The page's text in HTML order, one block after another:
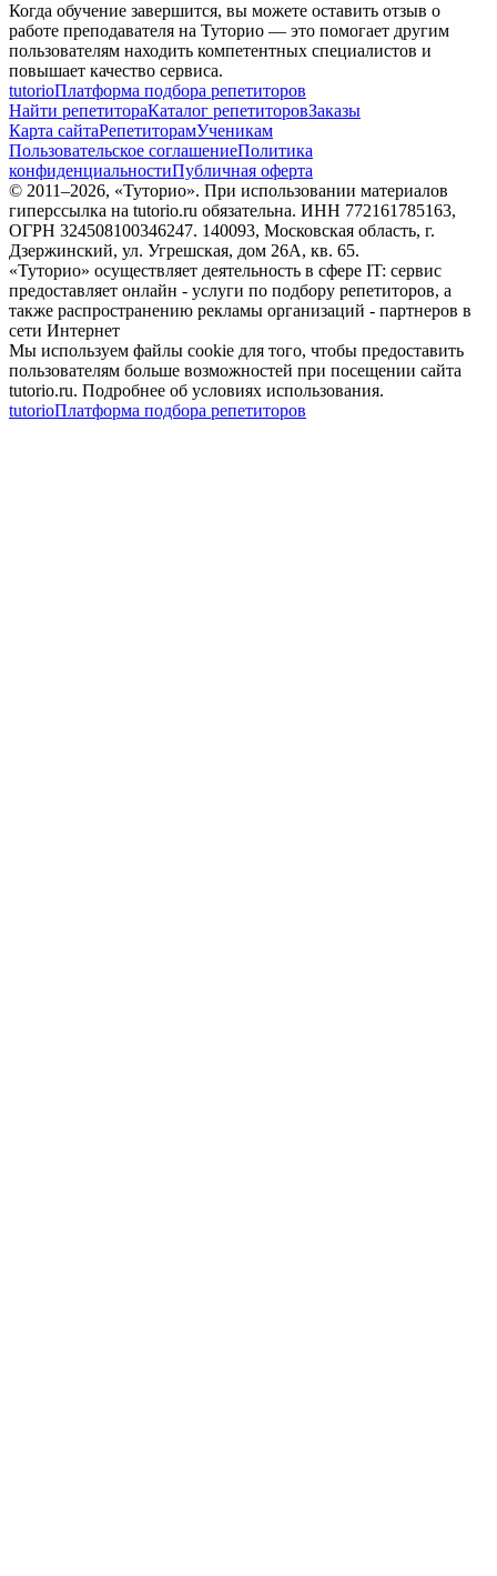
Когда обучение завершится, вы можете оставить отзыв о
работе преподавателя на Туторио — это помогает другим
пользователям находить компетентных специалистов и
повышает качество сервиса.
tutorioПлатформа подбора репетиторов
Найти репетитораКаталог репетиторовЗаказы
Карта сайтаРепетиторамУченикам
Пользовательское соглашениеПолитика
конфиденциальностиПубличная оферта
© 2011–2026, «Туторио». При использовании материалов
гиперссылка на tutorio.ru обязательна. ИНН 772161785163,
ОГРН 324508100346247. 140093, Московская область, г.
Дзержинский, ул. Угрешская, дом 26А, кв. 65.
«Туторио» осуществляет деятельность в сфере IT: сервис
предоставляет онлайн - услуги по подбору репетиторов, а
также распространению рекламы организаций - партнеров в
сети Интернет
Мы используем файлы cookie для того, чтобы предоставить
пользователям больше возможностей при посещении сайта
tutorio.ru. Подробнее об условиях использования.
tutorioПлатформа подбора репетиторов